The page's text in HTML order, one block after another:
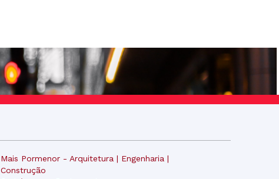
Mais Pormenor - Arquitetura | Engenharia |
Construção